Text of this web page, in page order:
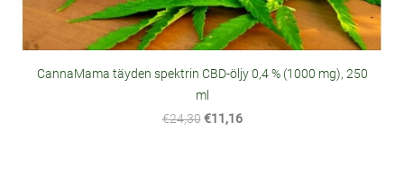
CannaMama täyden spektrin CBD-öljy 0,4 % (1000 mg), 250
ml
€24,30 €11,16